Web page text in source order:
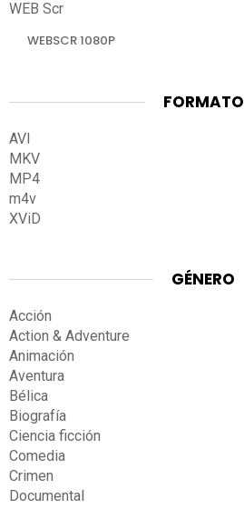
WEB Scr
WEBSCR 1080P
FORMATO
AVI
MKV
MP4
m4v
XViD
GÉNERO
Acción
Action & Adventure
Animación
Aventura
Bélica
Biografía
Ciencia ficción
Comedia
Crimen
Documental